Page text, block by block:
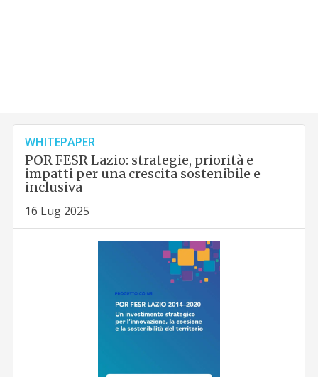
WHITEPAPER
POR FESR Lazio: strategie, priorità e
impatti per una crescita sostenibile e
inclusiva
16 Lug 2025